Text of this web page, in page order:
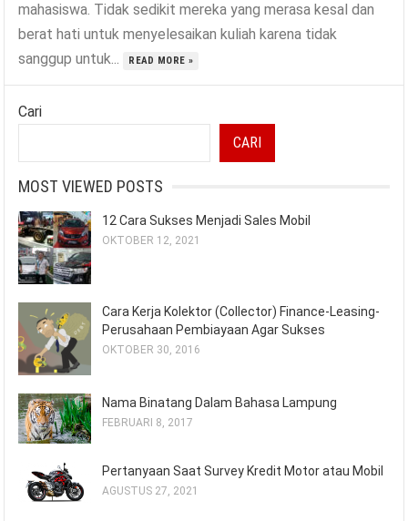
mahasiswa. Tidak sedikit mereka yang merasa kesal dan
berat hati untuk menyelesaikan kuliah karena tidak
sanggup untuk...
READ MORE »
Cari
CARI
MOST VIEWED POSTS
12 Cara Sukses Menjadi Sales Mobil
OKTOBER 12, 2021
Cara Kerja Kolektor (Collector) Finance-Leasing-
Perusahaan Pembiayaan Agar Sukses
OKTOBER 30, 2016
Nama Binatang Dalam Bahasa Lampung
FEBRUARI 8, 2017
Pertanyaan Saat Survey Kredit Motor atau Mobil
AGUSTUS 27, 2021